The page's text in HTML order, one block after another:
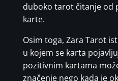
duboko tarot čitanje od
karte.
Osim toga, Zara Tarot
u kojem se karta
pozitivnim kartama
značenje nego kada je